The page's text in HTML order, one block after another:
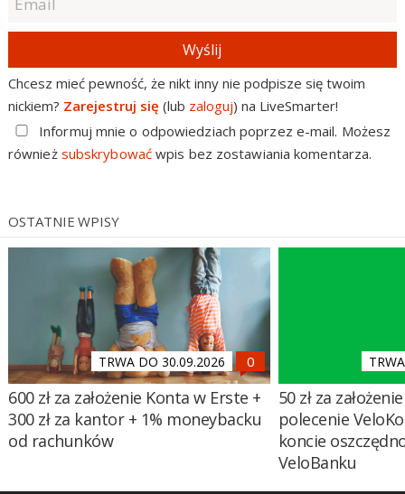
Wyślij
Chcesz mieć pewność, że nikt inny nie podpisze się twoim
nickiem? Zarejestruj się (lub zaloguj) na LiveSmarter!
Informuj mnie o odpowiedziach poprzez e-mail. Możesz
również subskrybowaćwpis bez zostawiania komentarza.
OSTATNIE WPISY
TRWA DO 30.09.2026
600 zł za założenie Konta w Erste +
300 zł za kantor + 1% moneybacku
od rachunków
50 zł za
polecenie
koncie
VeloBanku